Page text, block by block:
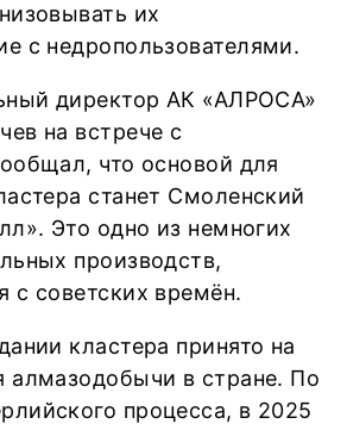
их
с недропользователями.
директор АК «АЛРОСА»
на встрече с
что основой для
станет Смоленский
Это одно из немногих
производств,
с советских времён.
кластера принято на
алмазодобычи в стране. По
процесса, в 2025